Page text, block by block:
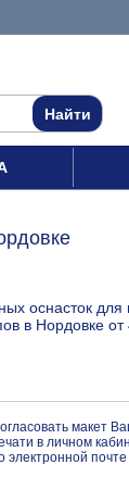
оснасток
в Нордовке
макет
в личном
электронной почте